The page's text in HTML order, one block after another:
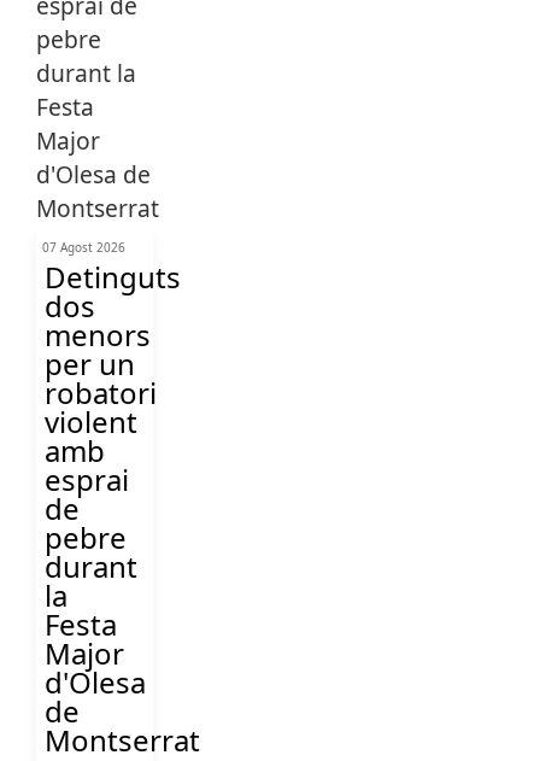
07 Agost 2026
Detinguts
dos
menors
per un
robatori
violent
amb
esprai
de
pebre
durant
la
Festa
Major
d'Olesa
de
Montserrat